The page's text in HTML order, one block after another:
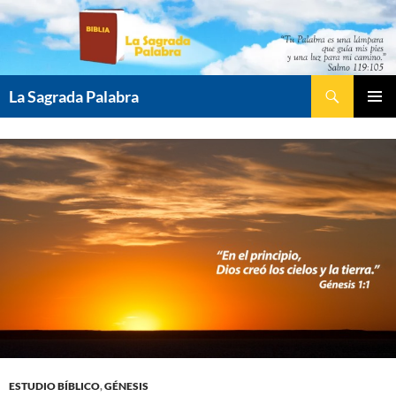
Saltar
contenido
La Sagrada Palabra
ESTUDIO BÍBLICO,GÉNESIS